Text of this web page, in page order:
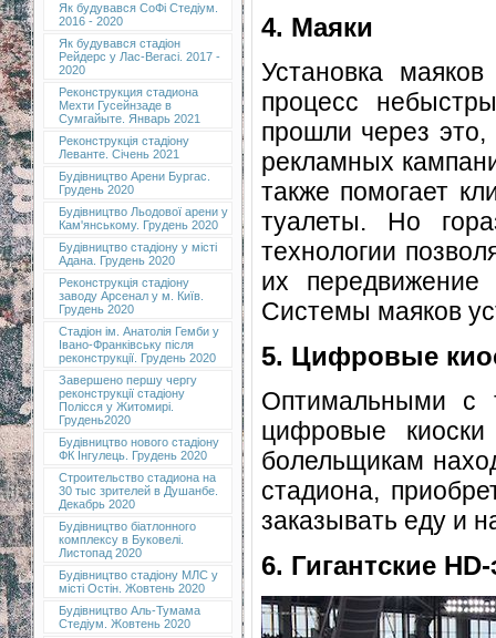
Як будувався СоФі Стедіум.
2016 - 2020
Як будувався стадіон
Рейдерс у Лас-Вегасі. 2017 -
2020
Реконструкция стадиона
Мехти Гусейнзаде в
Сумгайыте. Январь 2021
Реконструкція стадіону
Леванте. Січень 2021
Будівництво Арени Бургас.
Грудень 2020
Будівництво Льодової арени у
Кам'янському. Грудень 2020
Будівництво стадіону у місті
Адана. Грудень 2020
Реконструкція стадіону
заводу Арсенал у м. Київ.
Грудень 2020
Cтадіон ім. Анатолія Гемби у
Івано-Франківську після
реконструкції. Грудень 2020
Завершено першу чергу
реконструкції стадіону
Полісся у Житомирі.
Грудень2020
Будівництво нового стадіону
ФК Інгулець. Грудень 2020
Строительство стадиона на
30 тыс зрителей в Душанбе.
Декабрь 2020
Будівництво біатлонного
комплексу в Буковелі.
Листопад 2020
Будівництво стадіону МЛС у
місті Остін. Жовтень 2020
Будівництво Аль-Тумама
Стедіум. Жовтень 2020
4. Маяки
Установка
процесс
прошли через
рекламных
также помогает
туалеты. Но
технологии
их передвижение
Системы маяков
5. Цифровые
Оптимальными с
цифровые
болельщикам
стадиона,
заказывать еду и
6. Гигантские